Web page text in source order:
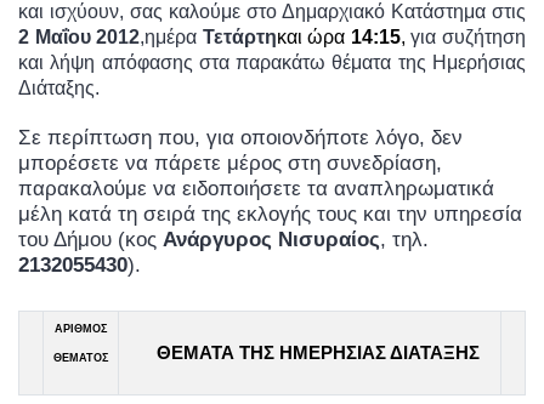
και ισχύουν, σας καλούμε στο Δημαρχιακό Κατάστημα στις
2 Μαΐου 2012,ημέρα Τετάρτηκαι ώρα 14:15, για συζήτηση
και λήψη απόφασης στα παρακάτω θέματα της Ημερήσιας
Διάταξης.
Σε περίπτωση που, για οποιονδήποτε λόγο, δεν
μπορέσετε να πάρετε μέρος στη συνεδρίαση,
παρακαλούμε να ειδοποιήσετε τα αναπληρωματικά
μέλη κατά τη σειρά της εκλογής τους και την υπηρεσία
του Δήμου (κος Ανάργυρος Νισυραίος, τηλ.
2132055430).
ΑΡΙΘΜΟΣ
ΘΕΜΑΤΟΣ ΘΕΜΑΤΑ ΤΗΣ ΗΜΕΡΗΣΙΑΣ ΔΙΑΤΑΞΗΣ